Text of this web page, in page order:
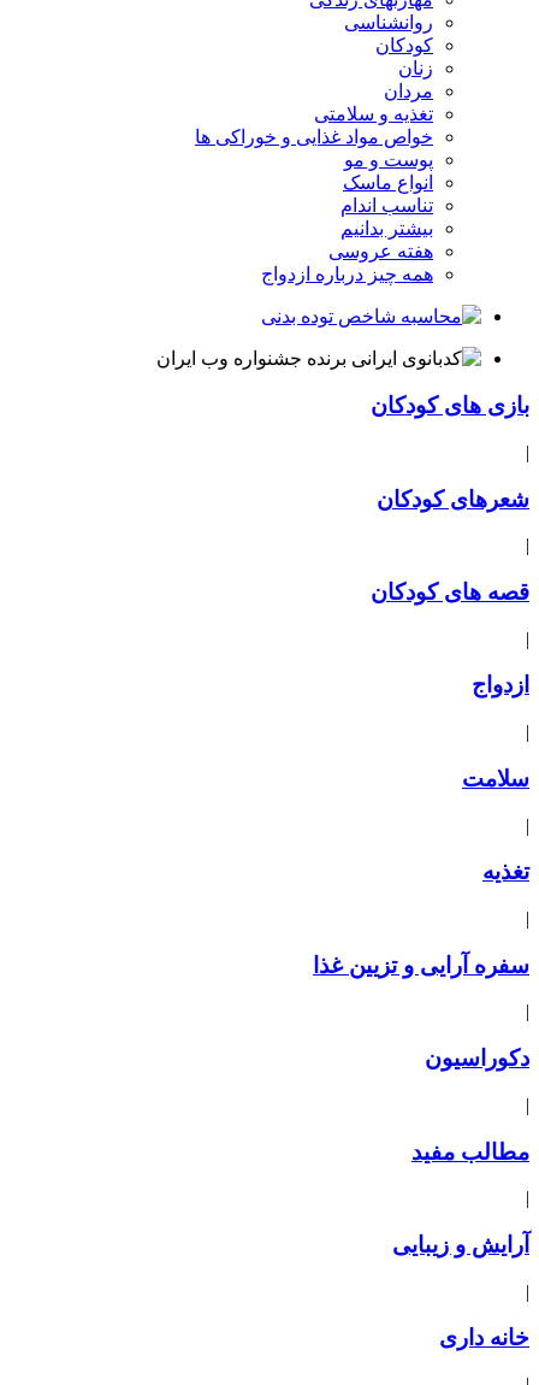
روانشناسی
کودکان
زنان
مردان
تغذیه و سلامتی
خواص مواد غذایی و خوراکی ها
پوست و مو
انواع ماسک
تناسب اندام
بیشتر بدانیم
هفته عروسی
همه چیز درباره ازدواج
بازی های کودکان
|
شعرهای کودکان
|
قصه های کودکان
|
ازدواج
|
سلامت
|
تغذیه
|
سفره آرایی و تزیین غذا
|
دکوراسیون
|
مطالب مفید
|
آرایش و زیبایی
|
خانه داری